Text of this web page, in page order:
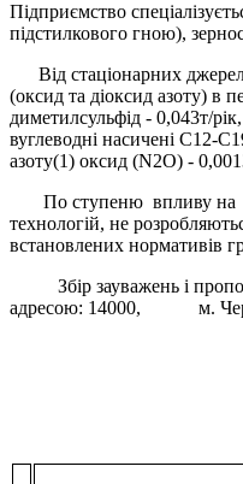
Підприємство
підстилкового гною),
Від стаціонарних джерел
(оксид та діоксид азоту) в
диметилсульфід - 0,043т/
вуглеводні насичені С12-
азоту(1) оксид (N2O) -
По ступеню впливу на
технологій, не
встановлених нормативів
Збір зауважень і
адресою: 14000, м.